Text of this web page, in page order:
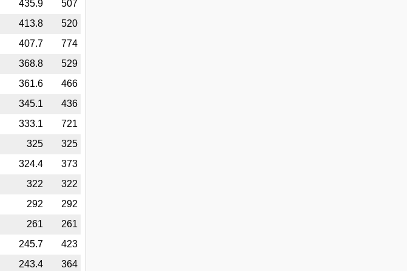
435.9 507
413.8 520
407.7 774
368.8 529
361.6 466
345.1 436
333.1 721
325 325
324.4 373
322 322
292 292
261 261
245.7 423
243.4 364